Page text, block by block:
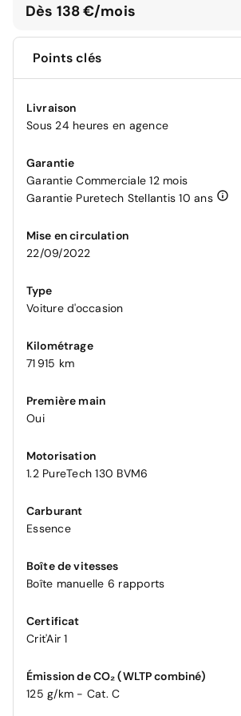
Dès 138 €/mois
Points clés
Livraison
Sous 24 heures en agence
Garantie
Garantie Commerciale 12 mois
Garantie Puretech Stellantis 10 ans
Mise en circulation
22/09/2022
Type
Voiture d'occasion
Kilométrage
71 915 km
Première main
Oui
Motorisation
1.2 PureTech 130 BVM6
Carburant
Essence
Boîte de vitesses
Boîte manuelle 6 rapports
Certificat
Crit'Air 1
Émission de CO₂ (WLTP combiné)
125 g/km - Cat. C